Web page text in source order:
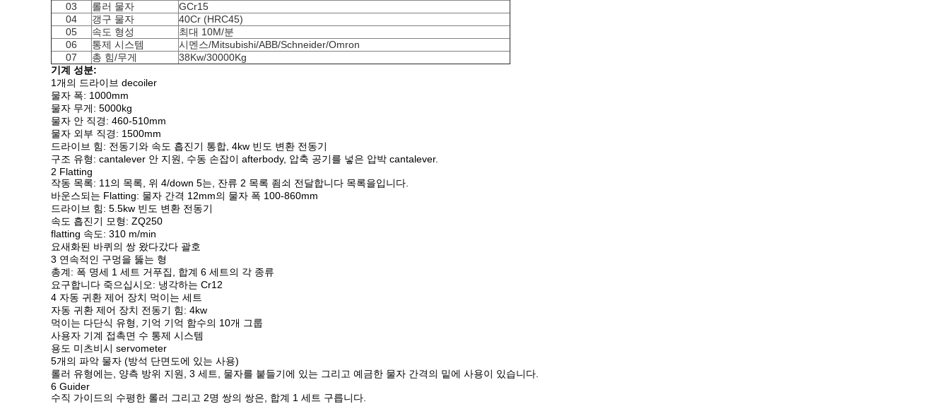
03
롤러 물자
GCr15
04
갱구 물자
40Cr (HRC45)
05
속도 형성
최대 10M/분
06
통제 시스템
시멘스/Mitsubishi/ABB/Schneider/Omron
07
총 힘/무게
38Kw/30000Kg
기계 성분:
1개의 드라이브 decoiler
물자 폭: 1000mm
물자 무게: 5000kg
물자 안 직경: 460-510mm
물자 외부 직경: 1500mm
드라이브 힘: 전동기와 속도 흡진기 통합, 4kw 빈도 변환 전동기
구조 유형: cantalever 안 지원, 수동 손잡이 afterbody, 압축 공기를 넣은 압박 cantalever.
2 Flatting
작동 목록: 11의 목록, 위 4/down 5는, 잔류 2 목록 죔쇠 전달합니다 목록을입니다.
바운스되는 Flatting: 물자 간격 12mm의 물자 폭 100-860mm
드라이브 힘: 5.5kw 빈도 변환 전동기
속도 흡진기 모형: ZQ250
flatting 속도: 310 m/min
요새화된 바퀴의 쌍 왔다갔다 괄호
3 연속적인 구멍을 뚫는 형
총계: 폭 명세 1 세트 거푸집, 합계 6 세트의 각 종류
요구합니다 죽으십시오: 냉각하는 Cr12
4 자동 귀환 제어 장치 먹이는 세트
자동 귀환 제어 장치 전동기 힘: 4kw
먹이는 다단식 유형, 기억 기억 함수의 10개 그룹
사용자 기계 접촉면 수 통제 시스템
용도 미츠비시 servometer
5개의 파악 물자 (방석 단면도에 있는 사용)
롤러 유형에는, 양측 방위 지원, 3 세트, 물자를 붙들기에 있는 그리고 예금한 물자 간격의 밑에 사용이 있습니다.
6 Guider
수직 가이드의 수평한 롤러 그리고 2명 쌍의 쌍은, 합계 1 세트 구릅니다.